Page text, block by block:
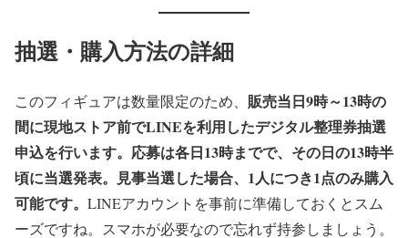
抽選・購入方法の詳細
このフィギュアは数量限定のため、 販売当日9時～13時の
間に現地ストア前でLINEを利用したデジタル整理券抽選
申込を行います。応募は各日13時までで、その日の13時半
頃に当選発表。見事当選した場合、1人につき1点のみ購入
可能です。 LINEアカウントを事前に準備しておくとスム
ーズですね。スマホが必要なので忘れず持参しましょう。